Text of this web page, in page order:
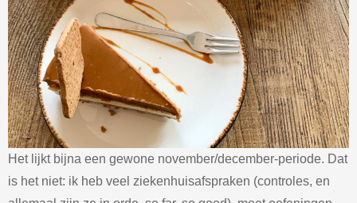
Het lijkt bijna een gewone november/december-periode. Dat
is het niet: ik heb veel ziekenhuisafspraken (controles, en